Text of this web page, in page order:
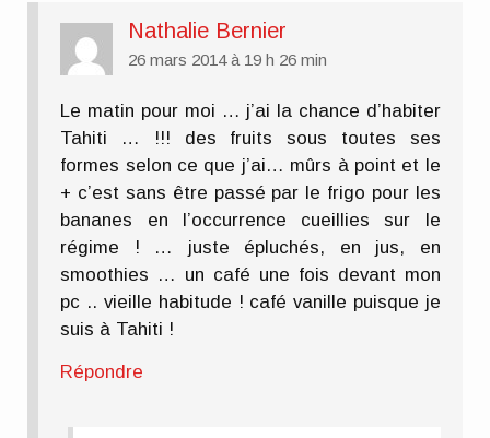
Nathalie Bernier
26 mars 2014 à 19 h 26 min
Le matin pour moi … j’ai la chance d’habiter
Tahiti … !!! des fruits sous toutes ses
formes selon ce que j’ai… mûrs à point et le
+ c’est sans être passé par le frigo pour les
bananes en l’occurrence cueillies sur le
régime ! … juste épluchés, en jus, en
smoothies … un café une fois devant mon
pc .. vieille habitude ! café vanille puisque je
suis à Tahiti !
Répondre